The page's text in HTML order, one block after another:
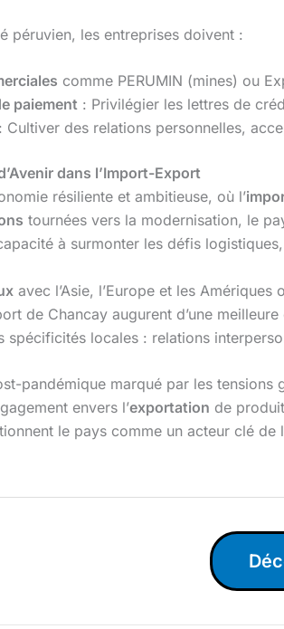
péruvien, les entreprises doivent :
comme PERUMIN (mines) ou
paiement : Privilégier les lettres de
: Cultiver des relations personnelles,
dans l’Import-Export
résiliente et ambitieuse, où l’
tournées vers la modernisation, le
à surmonter les défis
avec l’Asie, l’Europe et les
de Chancay augurent d’une
spécificités locales : relations
pandémique marqué par les
envers l’exportation de
le pays comme un acteur clé de